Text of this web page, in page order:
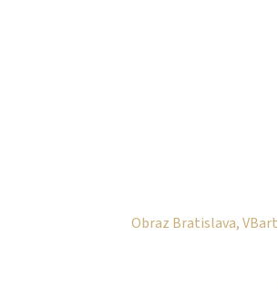
Obraz Bratislava, VBart